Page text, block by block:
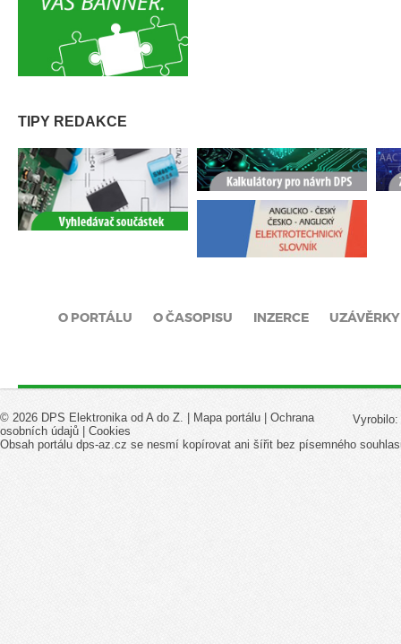
TIPY REDAKCE
O PORTÁLU O ČASOPISU INZERCE UZÁVĚRKY
Vyrobilo:
© 2026 DPS Elektronika od A do Z. | Mapa portálu
Ochrana
osobních údajů
Cookies
Obsah portálu dps-az.cz se nesmí kopírovat ani šířit bez písemného